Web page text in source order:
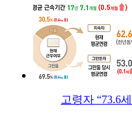
고령자 “73.6